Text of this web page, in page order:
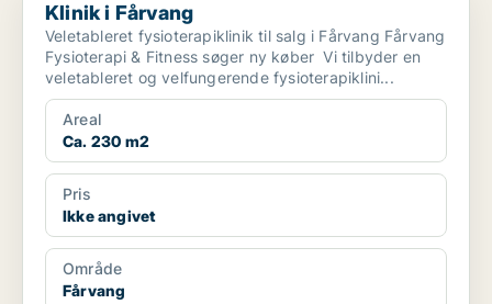
Klinik i Fårvang
Veletableret fysioterapiklinik til salg i Fårvang Fårvang
Fysioterapi & Fitness søger ny køber Vi tilbyder en
veletableret og velfungerende fysioterapiklini...
Areal
Ca. 230 m2
Pris
Ikke angivet
Område
Fårvang